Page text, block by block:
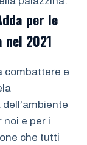
per le
2021
combattere e
noi e per i
che tutti